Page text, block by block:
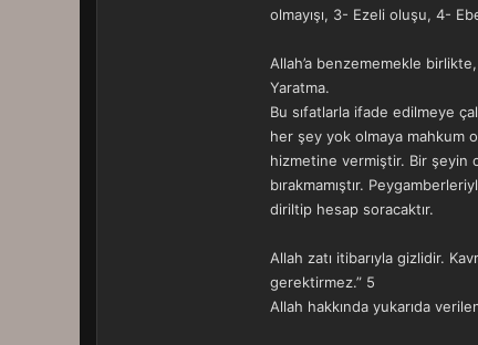
olmayışı, 3- Ezeli oluşu, 4-
Allah’a benzememekle
Yaratma.
Bu sıfatlarla ifade edilmeye
her şey yok olmaya mahkum
hizmetine vermiştir. Bir şeyin
bırakmamıştır.
diriltip hesap soracaktır.
Allah zatı itibarıyla gizlidir.
gerektirmez.” 5
Allah hakkında yukarıda